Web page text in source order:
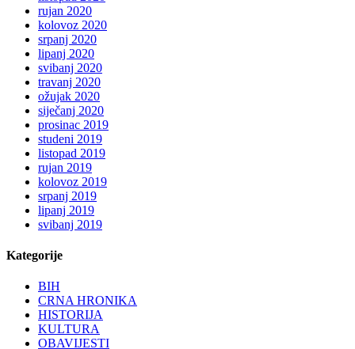
rujan 2020
kolovoz 2020
srpanj 2020
lipanj 2020
svibanj 2020
travanj 2020
ožujak 2020
siječanj 2020
prosinac 2019
studeni 2019
listopad 2019
rujan 2019
kolovoz 2019
srpanj 2019
lipanj 2019
svibanj 2019
Kategorije
BIH
CRNA HRONIKA
HISTORIJA
KULTURA
OBAVIJESTI